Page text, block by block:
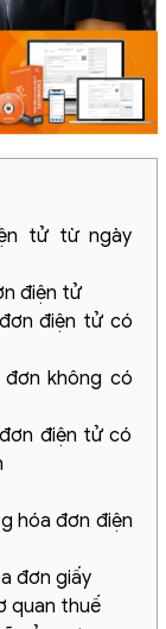
tử từ ngày
điện tử
điện tử có
đơn không có
điện tử có
hóa đơn điện
đơn giấy
quan thuế